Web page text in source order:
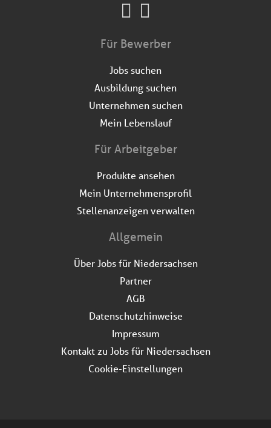
Für Bewerber
Jobs suchen
Ausbildung suchen
Unternehmen suchen
Mein Lebenslauf
Für Arbeitgeber
Produkte ansehen
Mein Unternehmensprofil
Stellenanzeigen verwalten
Allgemein
Über Jobs für Niedersachsen
Partner
AGB
Datenschutzhinweise
Impressum
Kontakt zu Jobs für Niedersachsen
Cookie-Einstellungen